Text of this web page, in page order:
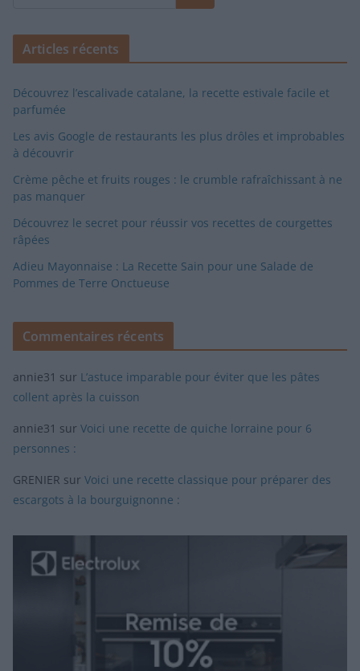
Articles récents
Découvrez l’escalivade catalane, la recette estivale facile et
parfumée
Les avis Google de restaurants les plus drôles et improbables
à découvrir
Crème pêche et fruits rouges : le crumble rafraîchissant à ne
pas manquer
Découvrez le secret pour réussir vos recettes de courgettes
râpées
Adieu Mayonnaise : La Recette Sain pour une Salade de
Pommes de Terre Onctueuse
Commentaires récents
annie31 sur L’astuce imparable pour éviter que les pâtes
collent après la cuisson
annie31 sur Voici une recette de quiche lorraine pour 6
personnes :
GRENIER sur Voici une recette classique pour préparer des
escargots à la bourguignonne :